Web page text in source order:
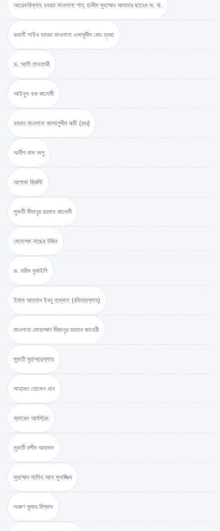
আরেফবিল্লাহ হযরত মাওলানা শাহ্ হাকীম মুহাম্মাদ আখতার ছাহেব দা. বা.
রূহানী শাইখ হযরত মাওলানা এমামুদ্দীন মোঃ ত্বহা
ড. আলী তানতাভী
আইনুল হক কাসেমী
হযরত মাওলানা জালালুদ্দীন রূমী (রহঃ)
অনীশ দাস অপু
আগাথা ক্রিস্টি
মুফতী মীযানুর রহমান কাসেমী
মোহাম্মদ নাছের উদ্দিন
ড. মরিস বুকাইলি
ইমাম আহমাদ ইবনু হাম্বাল (রহিমাহুল্লাহ)
মাওলানা মোহাম্মাদ মিজানুর রহমান জাহেরী
মুফতী মুহাম্মাদুল্লাহ
সাহাদত হোসেন খান
ক্যারেন আর্মস্ট্রং
মুফতী রশীদ আহমাদ
মুহাম্মাদ সালিহ আল মুনাজ্জিদ
অরুণ কুমার বিশ্বাস